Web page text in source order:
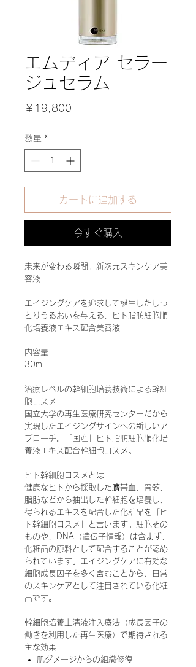
エムディア セラー
ジュセラム
￥19,800
数量 *
カートに追加する
今すぐ購入
未来が変わる瞬間。新次元スキンケア美
容液
エイジングケアを追求して誕生したしっ
とりうるおいを与える、ヒト脂肪細胞順
化培養液エキス配合美容液
内容量
30ml
治療レベルの幹細胞培養技術による幹細
胞コスメ
国立大学の再生医療研究センターだから
実現したエイジングサインへの新しいア
プローチ。「国産」ヒト脂肪細胞順化培
養液エキス配合幹細胞コスメ。
ヒト幹細胞コスメとは
健康なヒトから採取した臍帯血、骨髄、
脂肪などから抽出した幹細胞を培養し、
得られるエキスを配合した化粧品を「ヒ
ト幹細胞コスメ」と言います。細胞その
ものや、DNA（遺伝子情報）は含まず、
化粧品の原料として配合することが認め
られています。エイジングケアに有効な
細胞成長因子を多く含むことから、日常
のスキンケアとして注目されている化粧
品です。
幹細胞培養上清液注入療法（成長因子の
働きを利用した再生医療）で期待される
主な効果
肌ダメージからの組織修復